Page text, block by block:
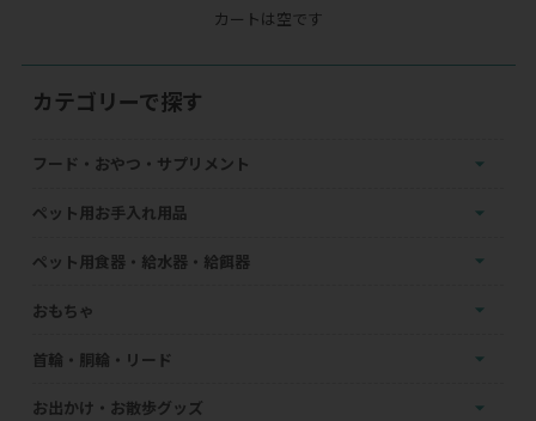
カートは空です
カテゴリーで探す
フード・おやつ・サプリメント
ペット用お手入れ用品
ペット用食器・給水器・給餌器
おもちゃ
首輪・胴輪・リード
お出かけ・お散歩グッズ